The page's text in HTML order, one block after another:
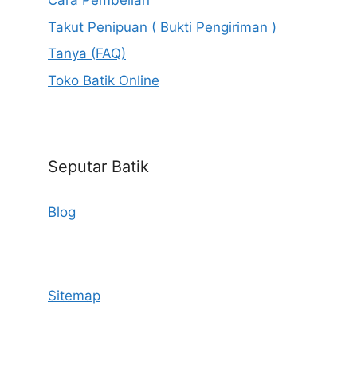
Takut Penipuan ( Bukti Pengiriman )
Tanya (FAQ)
Toko Batik Online
Seputar Batik
Blog
Sitemap